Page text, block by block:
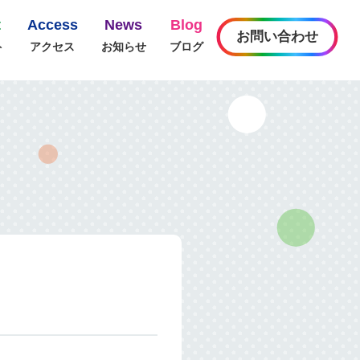
Access
アクセス
News
お知らせ
Blog
ブログ
お問い合わせ